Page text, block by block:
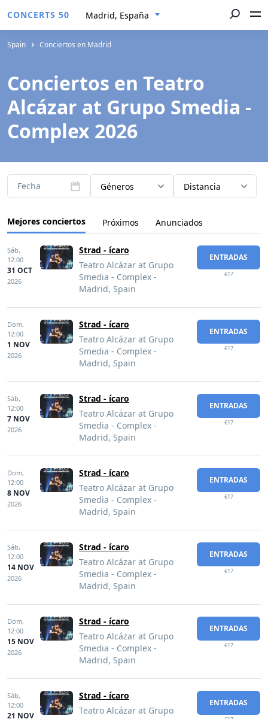
CONCERTS 50 Madrid, España
Spain Conciertos en Madrid
Conciertos en Teatro
Alcázar at Grupo Smedia -
Complex 2026
Fecha Géneros Distancia
Mejores conciertos Próximos Anunciados
Sáb,
12:00
31 OCT
2026
Strad - ícaro
Teatro Alcázar at Grupo
Smedia - Complex -
Madrid, Spain
ENTRADAS
€17
Dom,
12:00
1 NOV
2026
Strad - ícaro
Teatro Alcázar at Grupo
Smedia - Complex -
Madrid, Spain
ENTRADAS
€17
Sáb,
12:00
7 NOV
2026
Strad - ícaro
Teatro Alcázar at Grupo
Smedia - Complex -
Madrid, Spain
ENTRADAS
€17
Dom,
12:00
8 NOV
2026
Strad - ícaro
Teatro Alcázar at Grupo
Smedia - Complex -
Madrid, Spain
ENTRADAS
€17
Sáb,
12:00
14 NOV
2026
Strad - ícaro
Teatro Alcázar at Grupo
Smedia - Complex -
Madrid, Spain
ENTRADAS
€17
Dom,
12:00
15 NOV
2026
Strad - ícaro
Teatro Alcázar at Grupo
Smedia - Complex -
Madrid, Spain
ENTRADAS
€17
Sáb,
12:00
21 NOV
Strad - ícaro
Teatro Alcázar at Grupo
ENTRADAS